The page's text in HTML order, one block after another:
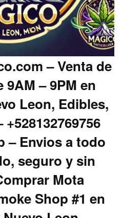
– Venta de
9AM – 9PM en
Leon, Edibles,
– Envios a todo
seguro y sin
Mota
Shop #1 en